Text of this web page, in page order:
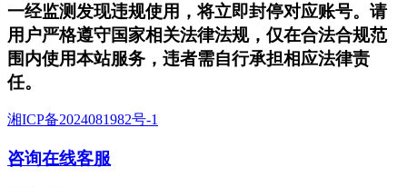
一经监测发现违规使用，将立即封停对应账号。请
用户严格遵守国家相关法律法规，仅在合法合规范
围内使用本站服务，违者需自行承担相应法律责
任。
湘ICP备2024081982号-1
咨询在线客服